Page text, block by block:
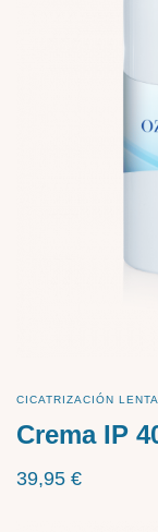
CICATRIZACIÓN LENTA
Crema IP
39,95 €